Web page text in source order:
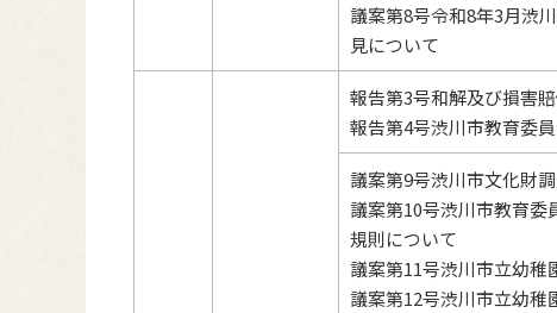
議案第8号令和8年3月渋
見について
報告第3号和解及び損害
報告第4号渋川市教育委
議案第9号渋川市文化財
議案第10号渋川市教育委
規則について
議案第11号渋川市立幼
議案第12号渋川市立幼